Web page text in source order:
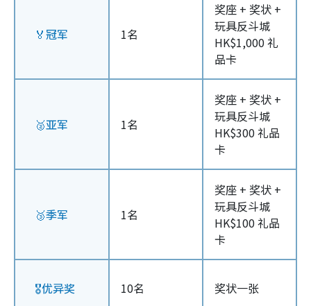
🏅冠军 1名
奖座 + 奖状 +
玩具反斗城
HK$1,000 礼
品卡
🥈亚军 1名
奖座 + 奖状 +
玩具反斗城
HK$300 礼品
卡
🥉季军 1名
奖座 + 奖状 +
玩具反斗城
HK$100 礼品
卡
🎖️优异奖 10名 奖状一张